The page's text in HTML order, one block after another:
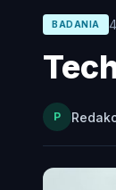
BADANIA
P